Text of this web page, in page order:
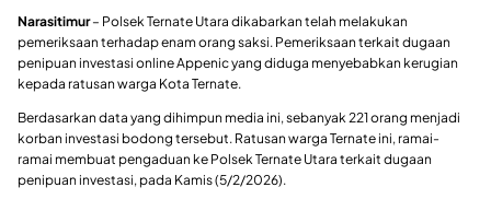
Narasitimur– Polsek Ternate Utara dikabarkan telah melakukan
pemeriksaan terhadap enam orang saksi. Pemeriksaan terkait dugaan
penipuan investasi online Appenic yang diduga menyebabkan kerugian
kepada ratusan warga Kota Ternate.
Berdasarkan data yang dihimpun media ini, sebanyak 221 orang menjadi
korban investasi bodong tersebut. Ratusan warga Ternate ini, ramai-
ramai membuat pengaduan ke Polsek Ternate Utara terkait dugaan
penipuan investasi, pada Kamis (5/2/2026).